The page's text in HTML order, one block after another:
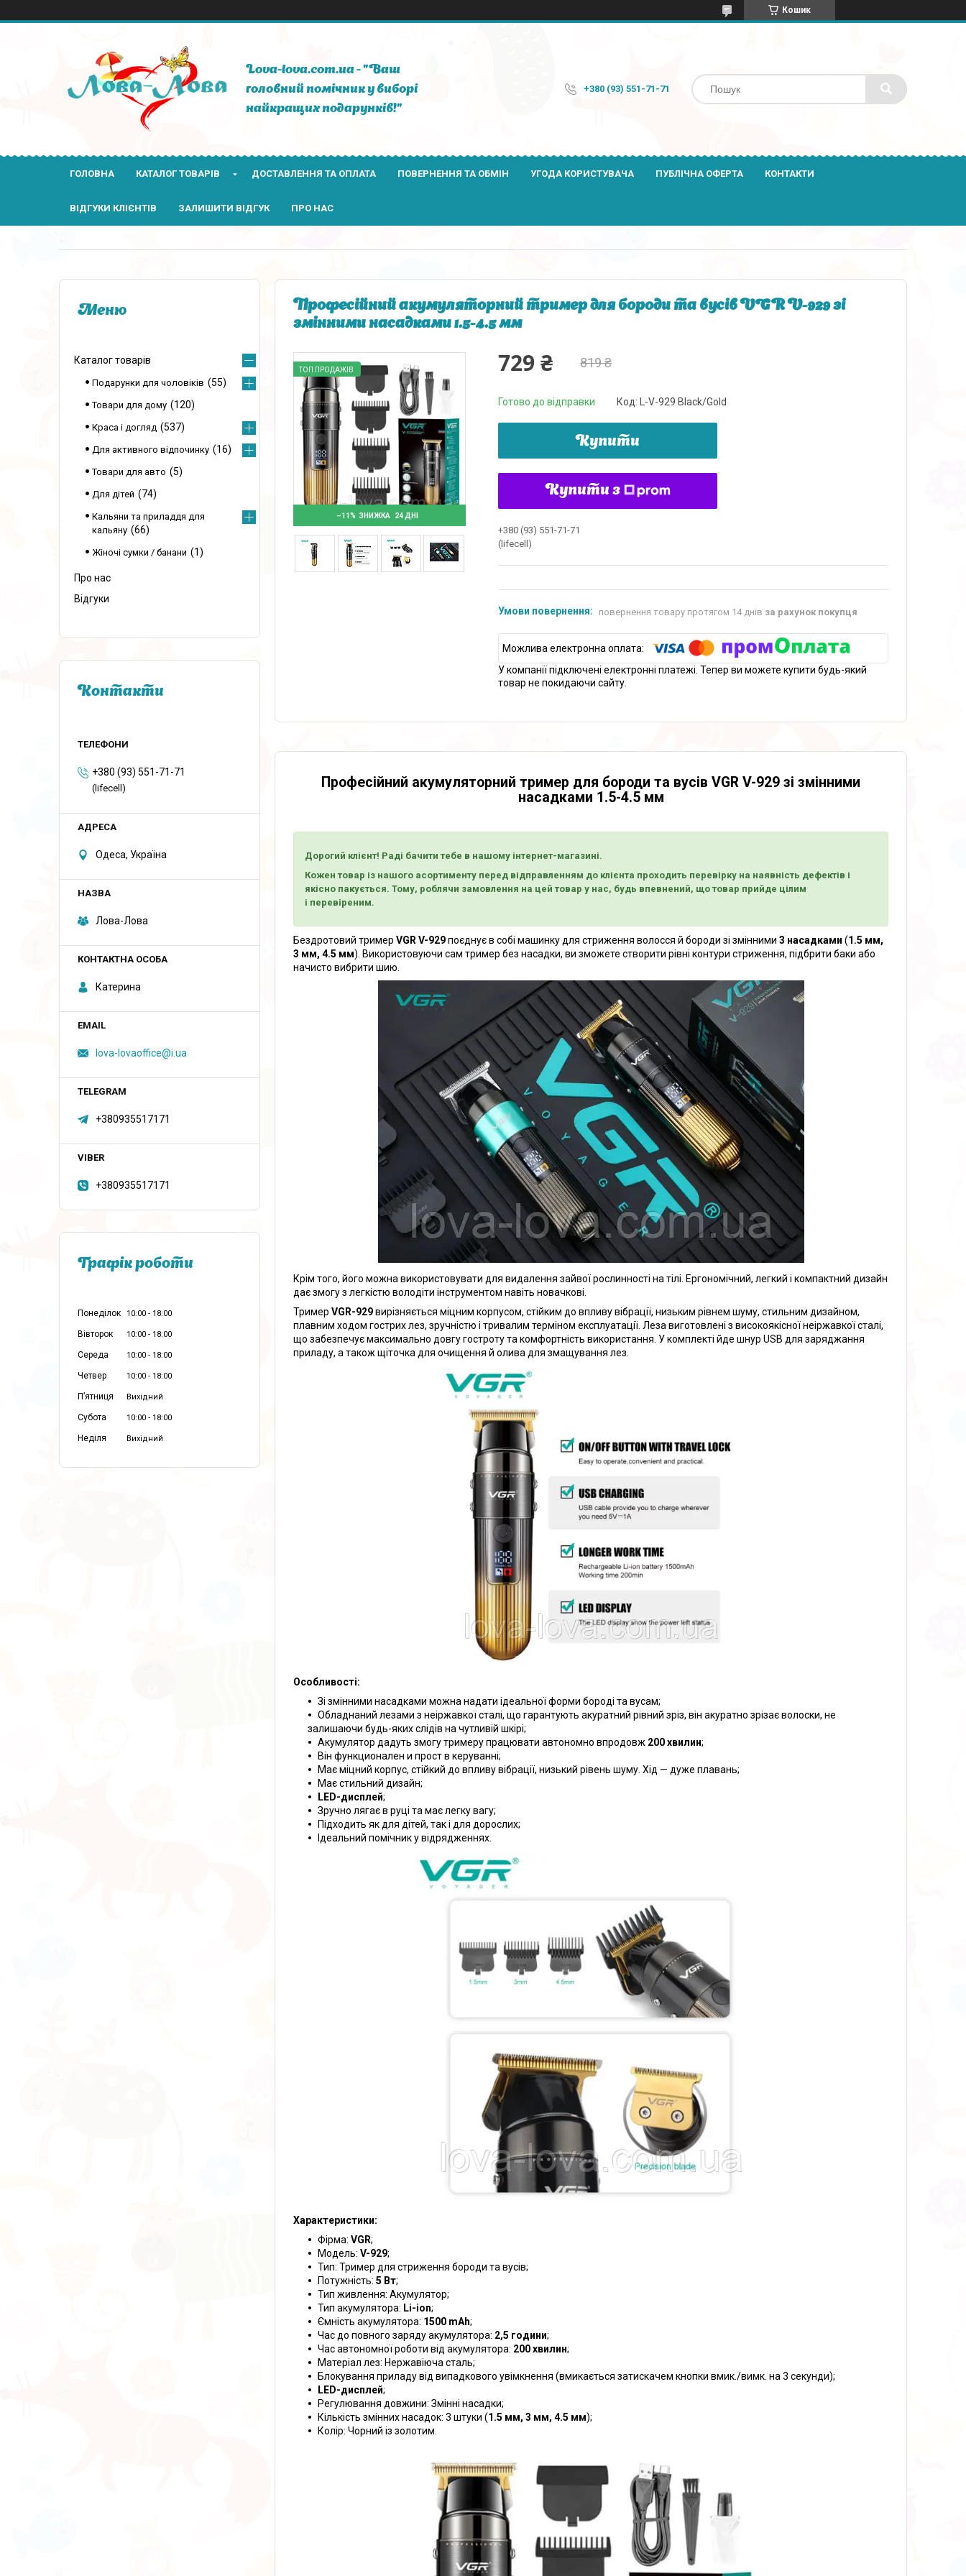
Кошик
Lova-lova.com.ua - "Ваш
головний помічник у виборі
найкращих подарунків!"
+380 (93) 551-71-71
ГОЛОВНА КАТАЛОГ ТОВАРІВ ДОСТАВЛЕННЯ ТА ОПЛАТА ПОВЕРНЕННЯ ТА ОБМІН УГОДА КОРИСТУВАЧА ПУБЛІЧНА ОФЕРТА КОНТАКТИ
ВІДГУКИ КЛІЄНТІВ ЗАЛИШИТИ ВІДГУК ПРО НАС
Професійний акумуляторний тример для бороди та вусів VGR V-929 зі
змінними насадками 1.5-4.5 мм
–11% 24 ДНІ
ТОП ПРОДАЖІВ 819 ₴
729 ₴
Готово до відправки Код: L-V-929 Black/Gold
Купити
Купити з
+380 (93) 551-71-71
(lifecell)
повернення товару протягом 14 днів за рахунок покупця
У компанії підключені електронні платежі. Тепер ви можете купити будь-який
товар не покидаючи сайту.
Професійний акумуляторний тример для бороди та вусів VGR V-929 зі змінними
насадками 1.5-4.5 мм
Дорогий клієнт! Раді бачити тебе в нашому інтернет-магазині.
Кожен товар із нашого асортименту перед відправленням до клієнта проходить перевірку на наявність дефектів і
якісно пакується. Тому, роблячи замовлення на цей товар у нас, будь впевнений, що товар прийде цілим
і перевіреним.
Бездротовий тример VGR V-929поєднує в собі машинку для стриження волосся й бороди зі змінними 3 насадками (1.5 мм,
3 мм, 4.5 мм). Використовуючи сам тример без насадки, ви зможете створити рівні контури стриження, підбрити баки або
начисто вибрити шию.
Крім того, його можна використовувати для видалення зайвої рослинності на тілі. Ергономічний, легкий і компактний дизайн
дає змогу з легкістю володіти інструментом навіть новачкові.
Тример VGR-929вирізняється міцним корпусом, стійким до впливу вібрації, низьким рівнем шуму, стильним дизайном,
плавним ходом гострих лез, зручністю і тривалим терміном експлуатації. Леза виготовлені з високоякісної неіржавкої сталі,
що забезпечує максимально довгу гостроту та комфортність використання. У комплекті йде шнур USB для заряджання
приладу, а також щіточка для очищення й олива для змащування лез.
Особливості:
Зі змінними насадками можна надати ідеальної форми бороді та вусам;
Обладнаний лезами з неіржавкої сталі, що гарантують акуратний рівний зріз, він акуратно зрізає волоски, не
залишаючи будь-яких слідів на чутливій шкірі;
Акумулятор дадуть змогу тримеру працювати автономно впродовж 200 хвилин;
Він функционален и прост в керуванні;
Має міцний корпус, стійкий до впливу вібрації, низький рівень шуму. Хід — дуже плавань;
Має стильний дизайн;
LED-дисплей;
Зручно лягає в руці та має легку вагу;
Підходить як для дітей, так і для дорослих;
Ідеальний помічник у відрядженнях.
Характеристики:
Фірма: VGR;
Модель: V-929;
Тип: Тример для стриження бороди та вусів;
Потужність: 5 Вт;
Тип живлення: Акумулятор;
Тип акумулятора: Li-ion;
Ємність акумулятора: 1500 mAh;
Час до повного заряду акумулятора: 2,5 години;
Час автономної роботи від акумулятора: 200 хвилин;
Матеріал лез: Нержавіюча сталь;
Блокування приладу від випадкового увімкнення (вмикається затискачем кнопки вмик./вимк. на 3 секунди);
LED-дисплей;
Регулювання довжини: Змінні насадки;
Кількість змінних насадок: 3 штуки (1.5 мм, 3 мм, 4.5 мм);
Колір: Чорний із золотим.
Каталог товарів
Подарунки для чоловіків 55
Товари для дому 120
Краса і догляд 537
Для активного відпочинку 16
Товари для авто 5
Для дітей 74
Кальяни та приладдя для
кальяну
66
Жіночі сумки / банани 1
Про нас
Відгуки
Контакти
+380 (93) 551-71-71
(lifecell)
Одеса, Україна
Лова-Лова
Катерина
lova-lovaoffice@i.ua
+380935517171
+380935517171
Графік роботи
Понеділок 10:00 18:00
Вівторок 10:00 18:00
Середа 10:00 18:00
Четвер 10:00 18:00
Пʼятниця Вихідний
Субота 10:00 18:00
Неділя Вихідний